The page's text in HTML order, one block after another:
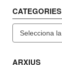
CATEGORIES
ARXIUS